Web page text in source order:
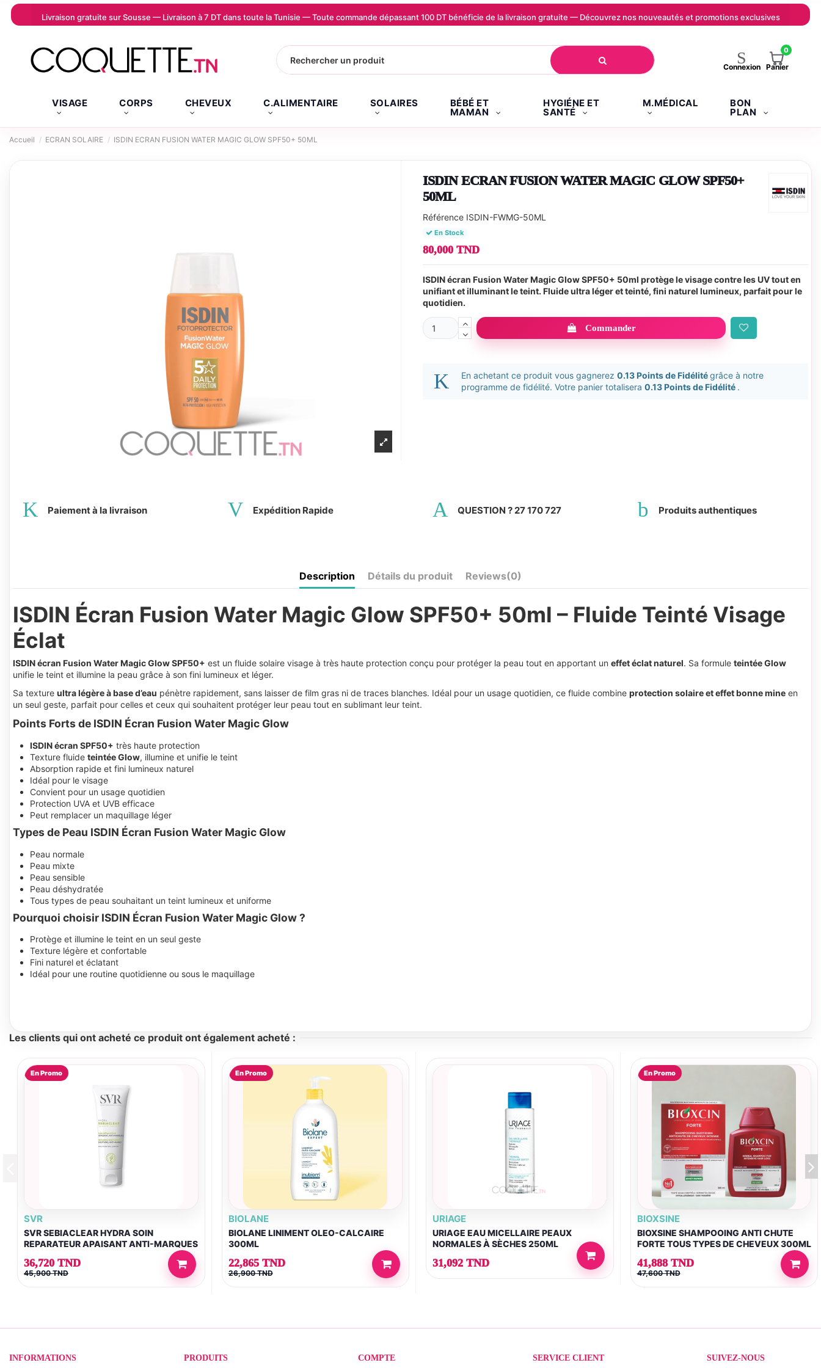
Livraison gratuite sur Sousse — Livraison à 7 DT dans toute la Tunisie — Toute commande dépassant 100 DT bénéficie de la livraison gratuite — Découvrez nos nouveautés et promotions exclusives
Connexion
0
Panier
VISAGE CORPS CHEVEUX C.ALIMENTAIRE SOLAIRES BÉBÉ ET
MAMAN
HYGIÉNE ET
SANTÉ
M.MÉDICAL BON
PLAN
Accueil ECRAN SOLAIRE ISDIN ECRAN FUSION WATER MAGIC GLOW SPF50+ 50ML
ISDIN ECRAN FUSION WATER MAGIC GLOW SPF50+
50ML
Référence ISDIN-FWMG-50ML
En Stock
80,000 TND
ISDIN écran Fusion Water Magic Glow SPF50+ 50ml protège le visage contre les UV tout en
unifiant et illuminant le teint. Fluide ultra léger et teinté, fini naturel lumineux, parfait pour le
quotidien.
Commander
En achetant ce produit vous gagnerez 0.13 Points de Fidélitégrâce à notre
programme de fidélité. Votre panier totalisera 0.13 Points de Fidélité .
Paiement à la livraison Expédition Rapide QUESTION ? 27 170 727 Produits authentiques
Description Détails du produit Reviews(0)
ISDIN Écran Fusion Water Magic Glow SPF50+ 50ml – Fluide Teinté Visage
Éclat
ISDIN écran Fusion Water Magic Glow SPF50+ est un fluide solaire visage à très haute protection conçu pour protéger la peau tout en apportant un effet éclat naturel. Sa formule teintée Glow
unifie le teint et illumine la peau grâce à son fini lumineux et léger.
Sa texture ultra légère à base d’eau pénètre rapidement, sans laisser de film gras ni de traces blanches. Idéal pour un usage quotidien, ce fluide combine protection solaire et effet bonne mine en
un seul geste, parfait pour celles et ceux qui souhaitent protéger leur peau tout en sublimant leur teint.
Points Forts de ISDIN Écran Fusion Water Magic Glow
ISDIN écran SPF50+ très haute protection
Texture fluide teintée Glow, illumine et unifie le teint
Absorption rapide et fini lumineux naturel
Idéal pour le visage
Convient pour un usage quotidien
Protection UVA et UVB efficace
Peut remplacer un maquillage léger
Types de Peau ISDIN Écran Fusion Water Magic Glow
Peau normale
Peau mixte
Peau sensible
Peau déshydratée
Tous types de peau souhaitant un teint lumineux et uniforme
Pourquoi choisir ISDIN Écran Fusion Water Magic Glow ?
Protège et illumine le teint en un seul geste
Texture légère et confortable
Fini naturel et éclatant
Idéal pour une routine quotidienne ou sous le maquillage
Les clients qui ont acheté ce produit ont également acheté :
En Promo
SVR
SVR SEBIACLEAR HYDRA SOIN
REPARATEUR APAISANT ANTI-MARQUES
36,720 TND
45,900 TND
En Promo
BIOLANE
BIOLANE LINIMENT OLEO-CALCAIRE
300ML
22,865 TND
26,900 TND
URIAGE
URIAGE EAU MICELLAIRE PEAUX
NORMALES À SÈCHES 250ML
31,092 TND
En Promo
BIOXSINE
BIOXSINE SHAMPOOING ANTI CHUTE
FORTE TOUS TYPES DE CHEVEUX 300ML
41,888 TND
47,600 TND
INFORMATIONS PRODUITS COMPTE SERVICE CLIENT SUIVEZ-NOUS